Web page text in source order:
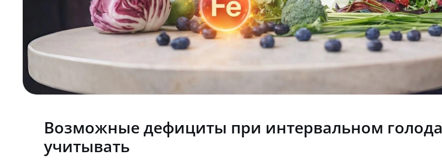
Возможные дефициты при интервальном
учитывать